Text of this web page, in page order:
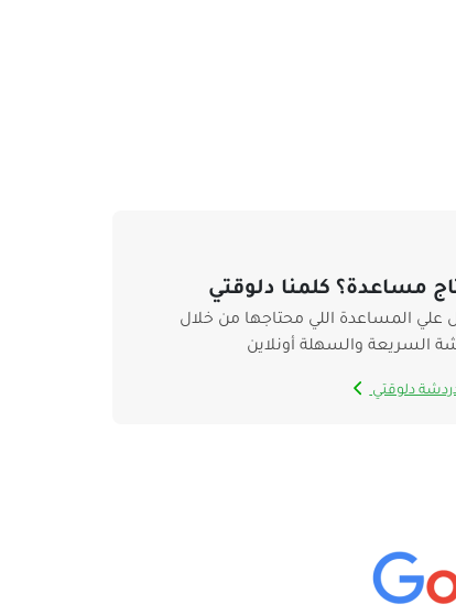
مساعدة؟ كلمنا دلوقتي
علي المساعدة اللي محتاجها من خلال
السريعة والسهلة أونلاين
دلوقتي